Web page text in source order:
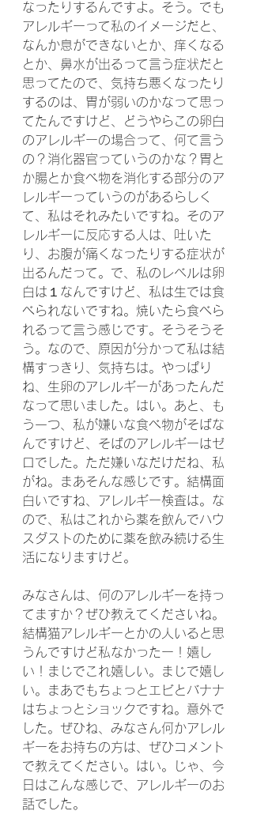
なったりするんですよ。そう。でも
アレルギーって私のイメージだと、
なんか息ができないとか、痒くなる
とか、鼻水が出るって言う症状だと
思ってたので、気持ち悪くなったり
するのは、胃が弱いのかなって思っ
てたんですけど、どうやらこの卵白
のアレルギーの場合って、何て言う
の？消化器官っていうのかな？胃と
か腸とか食べ物を消化する部分のア
レルギーっていうのがあるらしく
て、私はそれみたいですね。そのア
レルギーに反応する人は、吐いた
り、お腹が痛くなったりする症状が
出るんだって。で、私のレベルは卵
白は１なんですけど、私は生では食
べられないですね。焼いたら食べら
れるって言う感じです。そうそうそ
う。なので、原因が分かって私は結
構すっきり、気持ちは。やっぱり
ね、生卵のアレルギーがあったんだ
なって思いました。はい。あと、も
う一つ、私が嫌いな食べ物がそばな
んですけど、そばのアレルギーはゼ
ロでした。ただ嫌いなだけだね、私
がね。まあそんな感じです。結構面
白いですね、アレルギー検査は。な
ので、私はこれから薬を飲んでハウ
スダストのために薬を飲み続ける生
活になりますけど。
みなさんは、何のアレルギーを持っ
てますか？ぜひ教えてくださいね。
結構猫アレルギーとかの人いると思
うんですけど私なかったー！嬉し
い！まじでこれ嬉しい。まじで嬉し
い。まあでもちょっとエビとバナナ
はちょっとショックですね。意外で
した。ぜひね、みなさん何かアレル
ギーをお持ちの方は、ぜひコメント
で教えてください。はい。じゃ、今
日はこんな感じで、アレルギーのお
話でした。